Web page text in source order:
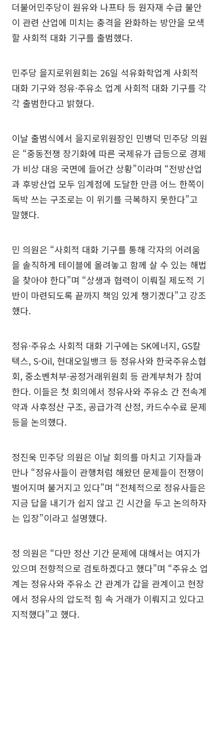
더불어민주당이 원유와 나프타 등 원자재 수급 불안
이 관련 산업에 미치는 충격을 완화하는 방안을 모색
할 사회적 대화 기구를 출범했다.
민주당 을지로위원회는 26일 석유화학업계 사회적
대화 기구와 정유·주유소 업계 사회적 대화 기구를 각
각 출범한다고 밝혔다.
이날 출범식에서 을지로위원장인 민병덕 민주당 의원
은 “중동전쟁 장기화에 따른 국제유가 급등으로 경제
가 비상 대응 국면에 들어간 상황”이라며 “전방산업
과 후방산업 모두 임계점에 도달한 만큼 어느 한쪽이
독박 쓰는 구조로는 이 위기를 극복하지 못한다”고
말했다.
민 의원은 “사회적 대화 기구를 통해 각자의 어려움
을 솔직하게 테이블에 올려놓고 함께 살 수 있는 해법
을 찾아야 한다”며 “상생과 협력이 이뤄질 제도적 기
반이 마련되도록 끝까지 책임 있게 챙기겠다”고 강조
했다.
정유·주유소 사회적 대화 기구에는 SK에너지, GS칼
텍스, S-Oil, 현대오일뱅크 등 정유사와 한국주유소협
회, 중소벤처부·공정거래위원회 등 관계부처가 참여
한다. 이들은 첫 회의에서 정유사와 주유소 간 전속계
약과 사후정산 구조, 공급가격 산정, 카드수수료 문제
등을 논의했다.
정진욱 민주당 의원은 이날 회의를 마치고 기자들과
만나 “정유사들이 관행처럼 해왔던 문제들이 전쟁이
벌어지며 불거지고 있다”며 “전체적으로 정유사들은
지금 답을 내기가 쉽지 않고 긴 시간을 두고 논의하자
는 입장”이라고 설명했다.
정 의원은 “다만 정산 기간 문제에 대해서는 여지가
있으며 전향적으로 검토하겠다고 했다”며 “주유소 업
계는 정유사와 주유소 간 관계가 갑을 관계이고 현장
에서 정유사의 압도적 힘 속 거래가 이뤄지고 있다고
지적했다”고 했다.